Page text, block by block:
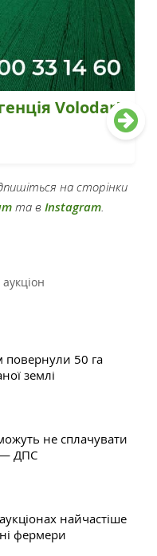
Volodar!
на сторінки
та в Instagram.
повернули 50 га
землі
не сплачувати
— ДПС
найчастіше
фермери